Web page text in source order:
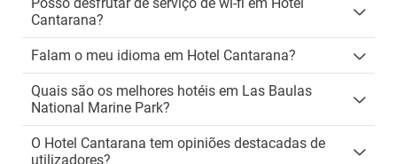
Cantarana?
Falam o meu idioma em Hotel Cantarana?
Quais são os melhores hotéis em Las Baulas
National Marine Park?
O Hotel Cantarana tem opiniões destacadas de
utilizadores?